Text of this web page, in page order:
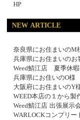
HP
NEW ARTICLE
奈良県にお住まいのM
兵庫県にお住まいの
Weed鯖江店 夏季休
兵庫県にお住いのO様
大阪府にお住まいのY
WEED本店の１から製
Weed鯖江店 出張展示
WARLOCKコンプリー